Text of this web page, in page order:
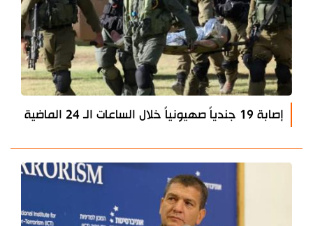
إصابة 19 جندياً صهيونياً خلال الساعات الـ 24 الماضية